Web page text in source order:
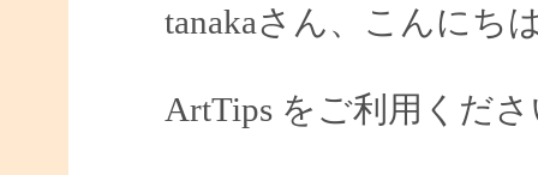
tanakaさん、こんにち
ArtTips をご利用くだ